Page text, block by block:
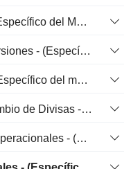
Gastos de Intereses, Total - (Específico del Modelo)
Ingresos por intereses e inversiones - (Específico de la plantilla)
Gastos netos de intereses - (Específico del modelo)
Ganancias (Pérdidas) de Cambio de Divisas - (Específico del Modelo)
Otros Ingresos (Gastos) No Operacionales - (Específico del Modelo)